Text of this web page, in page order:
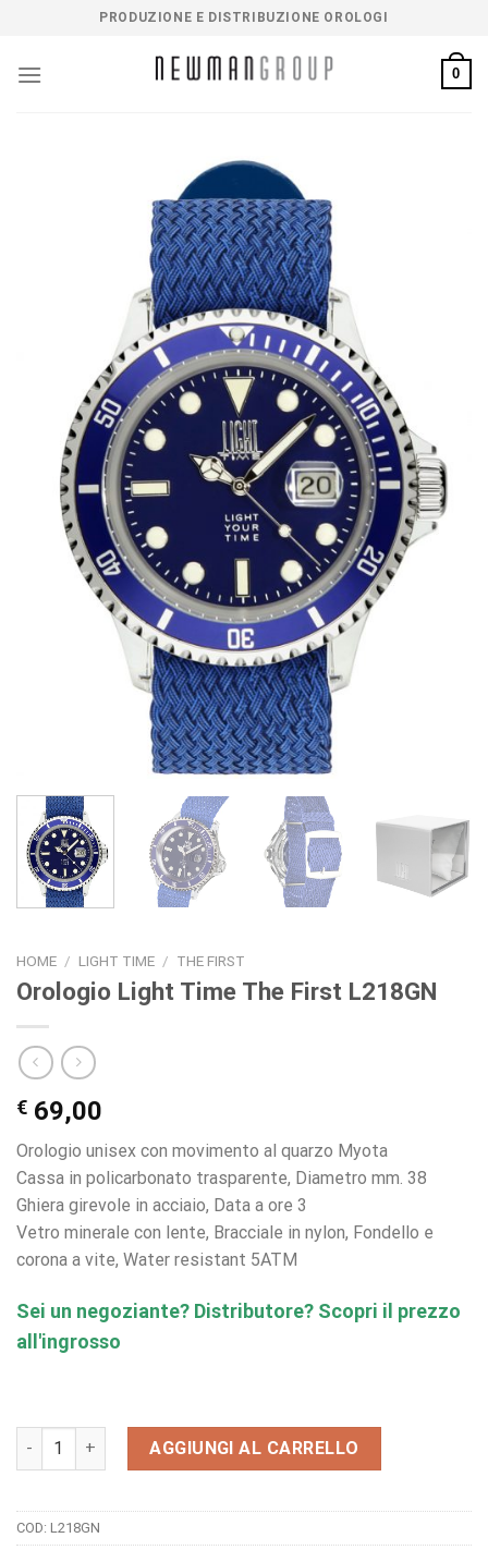
contenuti
PRODUZIONE E DISTRIBUZIONE OROLOGI
0
HOME / LIGHT TIME / THE FIRST
Orologio Light Time The First L218GN
€ 69,00
Orologio unisex con movimento al quarzo Myota
Cassa in policarbonato trasparente, Diametro mm. 38
Ghiera girevole in acciaio, Data a ore 3
Vetro minerale con lente, Bracciale in nylon, Fondello e
corona a vite, Water resistant 5ATM
Sei un negoziante? Distributore? Scopri il prezzo
all'ingrosso
Orologio Light Time The First L218GN quantità
AGGIUNGI AL CARRELLO
COD: L218GN